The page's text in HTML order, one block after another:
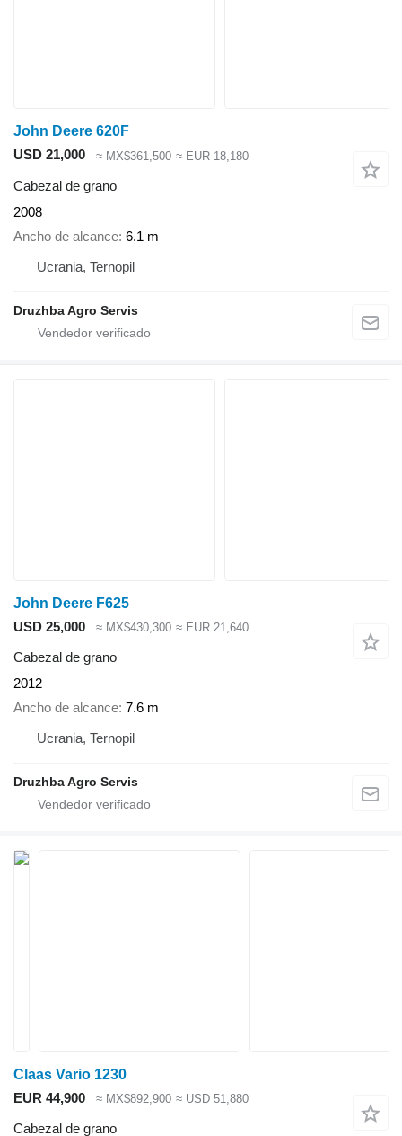
John Deere 620F
USD 21,000
≈ MX$361,500 ≈ EUR 18,180
Cabezal de grano
2008
Ancho de alcance 6.1 m
Ucrania, Ternopil
Druzhba Agro Servis
John Deere F625
USD 25,000
≈ MX$430,300 ≈ EUR 21,640
Cabezal de grano
2012
Ancho de alcance 7.6 m
Ucrania, Ternopil
Druzhba Agro Servis
Claas Vario 1230
EUR 44,900
≈ MX$892,900 ≈ USD 51,880
Cabezal de grano